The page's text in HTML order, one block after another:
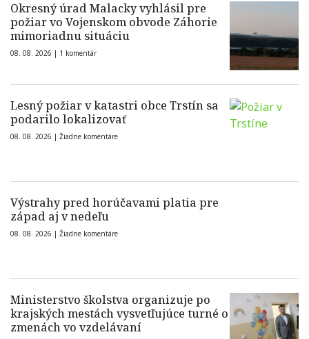
Okresný úrad Malacky vyhlásil pre
požiar vo Vojenskom obvode Záhorie
mimoriadnu situáciu
08. 08. 2026 | 1 komentár
Lesný požiar v katastri obce Trstín sa
podarilo lokalizovať
08. 08. 2026 | Žiadne komentáre
Výstrahy pred horúčavami platia pre
západ aj v nedeľu
08. 08. 2026 | Žiadne komentáre
Ministerstvo školstva organizuje po
krajských mestách vysvetľujúce turné o
zmenách vo vzdelávaní